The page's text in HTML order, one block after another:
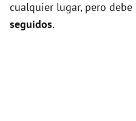
cualquier lugar, pero
seguidos.